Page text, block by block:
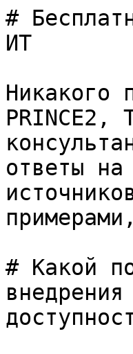
#
ИТ
Никакого
PRINCE2,
ответы
# Какой